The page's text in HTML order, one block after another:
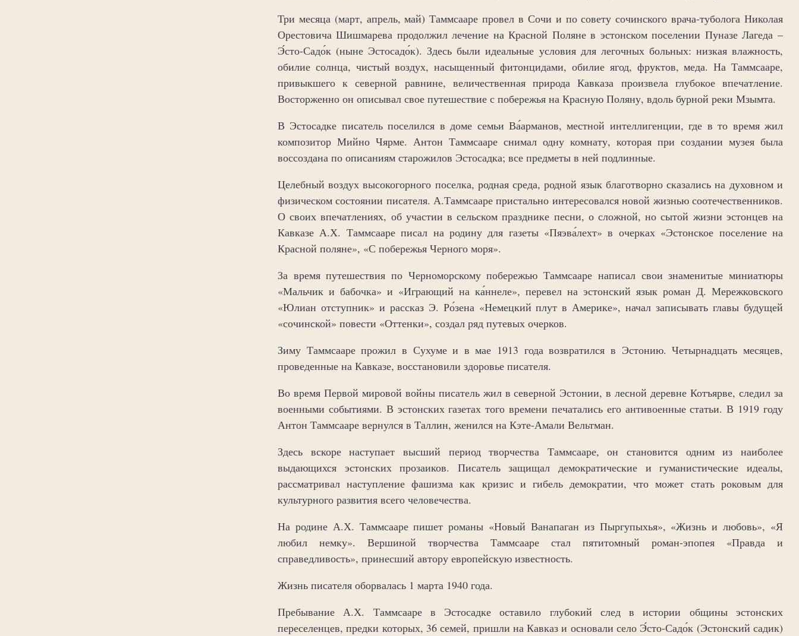
Три месяца (март, апрель, май) Таммсааре провел в Сочи и по совету сочинского врача-туболога Николая
Орестовича Шишмарева продолжил лечение на Красной Поляне в эстонском поселении Пуназе Лагеда –
Э́сто-Садо́к (ныне Эстосадо́к). Здесь были идеальные условия для легочных больных: низкая влажность,
обилие солнца, чистый воздух, насыщенный фитонцидами, обилие ягод, фруктов, меда. На Таммсааре,
привыкшего к северной равнине, величественная природа Кавказа произвела глубокое впечатление.
Восторженно он описывал свое путешествие с побережья на Красную Поляну, вдоль бурной реки Мзымта.
В Эстосадке писатель поселился в доме семьи Ва́арманов, местной интеллигенции, где в то время жил
композитор Мийно Чярме. Антон Таммсааре снимал одну комнату, которая при создании музея была
воссоздана по описаниям старожилов Эстосадка; все предметы в ней подлинные.
Целебный воздух высокогорного поселка, родная среда, родной язык благотворно сказались на духовном и
физическом состоянии писателя. А.Таммсааре пристально интересовался новой жизнью соотечественников.
О своих впечатлениях, об участии в сельском празднике песни, о сложной, но сытой жизни эстонцев на
Кавказе А.Х. Таммсааре писал на родину для газеты «Пяэва́лехт» в очерках «Эстонское поселение на
Красной поляне», «С побережья Черного моря».
За время путешествия по Черноморскому побережью Таммсааре написал свои знаменитые миниатюры
«Мальчик и бабочка» и «Играющий на ка́ннеле», перевел на эстонский язык роман Д. Мережковского
«Юлиан отступник» и рассказ Э. Ро́зена «Немецкий плут в Америке», начал записывать главы будущей
«сочинской» повести «Оттенки», создал ряд путевых очерков.
Зиму Таммсааре прожил в Сухуме и в мае 1913 года возвратился в Эстонию. Четырнадцать месяцев,
проведенные на Кавказе, восстановили здоровье писателя.
Во время Первой мировой войны писатель жил в северной Эстонии, в лесной деревне Котъярве, следил за
военными событиями. В эстонских газетах того времени печатались его антивоенные статьи. В 1919 году
Антон Таммсааре вернулся в Таллин, женился на Кэте-Амали Вельтман.
Здесь вскоре наступает высший период творчества Таммсааре, он становится одним из наиболее
выдающихся эстонских прозаиков. Писатель защищал демократические и гуманистические идеалы,
рассматривал наступление фашизма как кризис и гибель демократии, что может стать роковым для
культурного развития всего человечества.
На родине А.Х. Таммсааре пишет романы «Новый Ванапаган из Пыргупыхья», «Жизнь и любовь», «Я
любил немку». Вершиной творчества Таммсааре стал пятитомный роман-эпопея «Правда и
справедливость», принесший автору европейскую известность.
Жизнь писателя оборвалась 1 марта 1940 года.
Пребывание А.Х. Таммсааре в Эстосадке оставило глубокий след в истории общины эстонских
переселенцев, предки которых, 36 семей, пришли на Кавказ и основали село Э́сто-Садо́к (Эстонский садик)